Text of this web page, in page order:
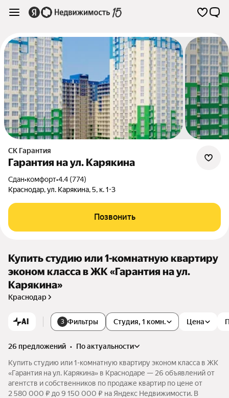
СК Гарантия
Гарантия на ул. Карякина
Сдан•комфорт•4.4 (774)
Краснодар,ул. Карякина,5, к. 1-3
Позвонить
Купить студию или 1-комнатную квартиру
эконом класса в ЖК «Гарантия на ул.
Карякина»
Краснодар
AI 3 Фильтры Студия, 1 комн. Цена
26 предложений •
по актуальности
Купить студию или 1-комнатную квартиру эконом класса в ЖК
«Гарантия на ул. Карякина» в Краснодаре — 26 объявлений от
агентств и собственников по продаже квартир по цене от
2 580 000 ₽ до 9 150 000 ₽ на Яндекс Недвижимости. В